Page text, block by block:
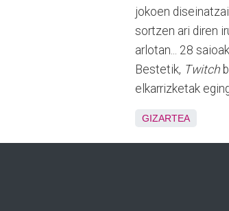
jokoen
sortzen ari diren
arlotan... 28
Bestetik, Twitch
elkarrizketak
GIZARTEA